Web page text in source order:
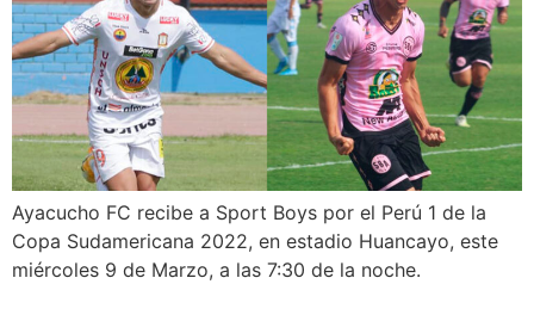
Ayacucho FC recibe a Sport Boys por el Perú 1 de la
Copa Sudamericana 2022, en estadio Huancayo, este
miércoles 9 de Marzo, a las 7:30 de la noche.